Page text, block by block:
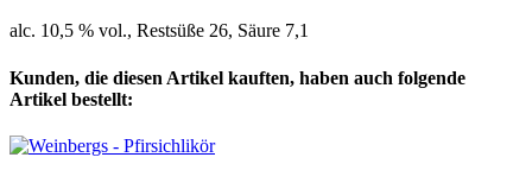
alc. 10,5 % vol., Restsüße 26, Säure 7,1
Kunden, die diesen Artikel kauften, haben auch folgende
Artikel bestellt: